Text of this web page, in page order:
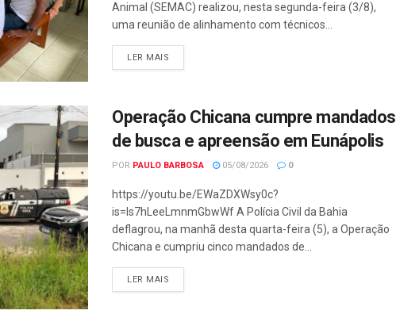
Animal (SEMAC) realizou, nesta segunda-feira (3/8),
uma reunião de alinhamento com técnicos...
LER MAIS
Operação Chicana cumpre mandados
de busca e apreensão em Eunápolis
POR PAULO BARBOSA 05/08/2026 0
https://youtu.be/EWaZDXWsy0c?
is=ls7hLeeLmnmGbwWf A Polícia Civil da Bahia
deflagrou, na manhã desta quarta-feira (5), a Operação
Chicana e cumpriu cinco mandados de...
LER MAIS